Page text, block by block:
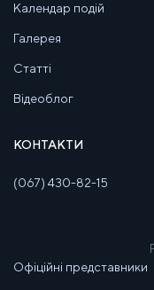
Календар подій
Галерея
Статті
Відеоблог
КОНТАКТИ
(067) 430-82-15
Офіційні представники